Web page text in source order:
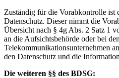
Zuständig für die Vorabkontrolle ist
Datenschutz. Dieser nimmt die
Übersicht nach § 4g Abs. 2 Satz 1
an die Aufsichtsbehörde oder bei
Telekommunikationsunternehmen
den Datenschutz und die
Die weiteren §§ des BDSG: